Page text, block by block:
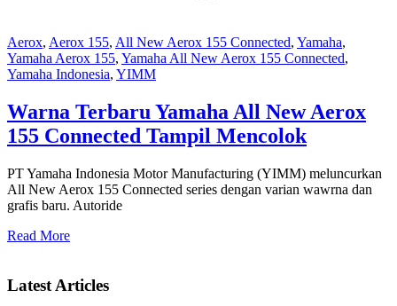
Aerox, Aerox 155, All New Aerox 155 Connected, Yamaha,
Yamaha Aerox 155, Yamaha All New Aerox 155 Connected,
Yamaha Indonesia, YIMM
Warna Terbaru Yamaha All New Aerox
155 Connected Tampil Mencolok
PT Yamaha Indonesia Motor Manufacturing (YIMM) meluncurkan
All New Aerox 155 Connected series dengan varian wawrna dan
grafis baru. Autoride
Read More
Latest Articles